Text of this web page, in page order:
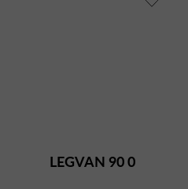
LEGVAN 90 0